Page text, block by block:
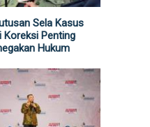
Sela Kasus
Koreksi Penting
Hukum